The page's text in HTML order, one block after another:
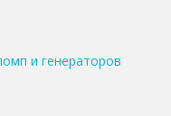
и генераторов